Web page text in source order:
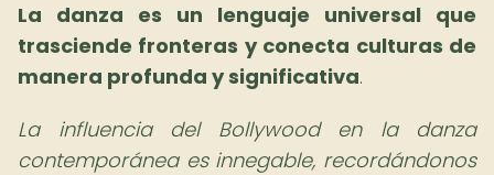
La danza es un lenguaje universal que
trasciende fronteras y conecta culturas de
manera profunda y significativa.
La influencia del Bollywood en la danza
contemporánea es innegable, recordándonos